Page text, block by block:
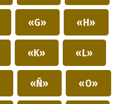
«G» «H»
«K» «L»
«Ñ» «O»